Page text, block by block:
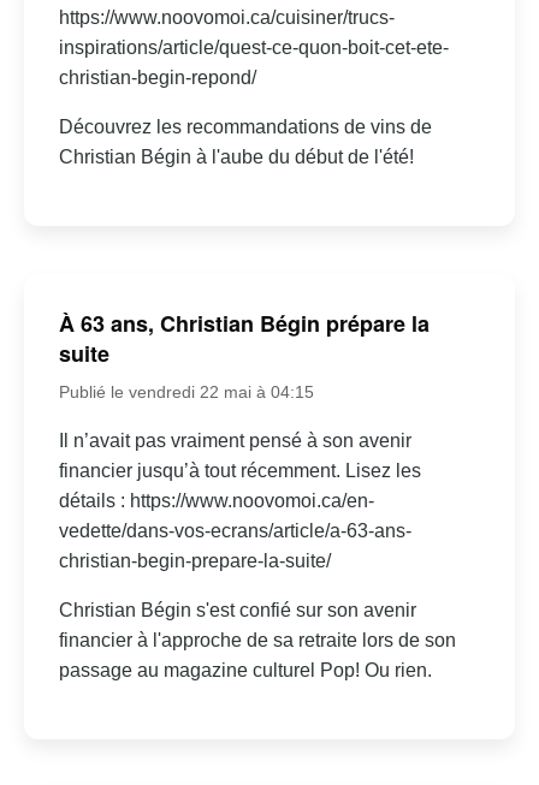
https://www.noovomoi.ca/cuisiner/trucs-
inspirations/article/quest-ce-quon-boit-cet-ete-
christian-begin-repond/
Découvrez les recommandations de vins de
Christian Bégin à l'aube du début de l'été!
À 63 ans, Christian Bégin prépare la
suite
Publié le vendredi 22 mai à 04:15
Il n’avait pas vraiment pensé à son avenir
financier jusqu’à tout récemment. Lisez les
détails : https://www.noovomoi.ca/en-
vedette/dans-vos-ecrans/article/a-63-ans-
christian-begin-prepare-la-suite/
Christian Bégin s'est confié sur son avenir
financier à l'approche de sa retraite lors de son
passage au magazine culturel Pop! Ou rien.